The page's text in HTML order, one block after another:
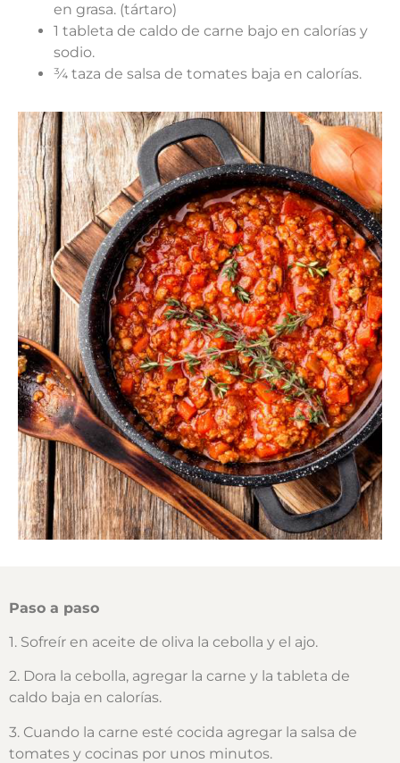
en grasa. (tártaro)
1 tableta de caldo de carne bajo en calorías y
sodio.
¾ taza de salsa de tomates baja en calorías.
Paso a paso
1. Sofreír en aceite de oliva la cebolla y el ajo.
2. Dora la cebolla, agregar la carne y la tableta de
caldo baja en calorías.
3. Cuando la carne esté cocida agregar la salsa de
tomates y cocinas por unos minutos.